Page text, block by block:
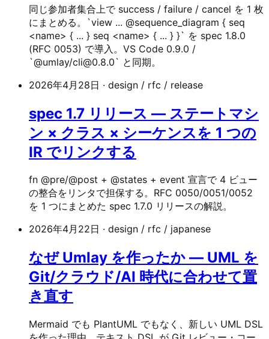
同じ参加者集合上で success / failure / cancel を 1 枚
にまとめる。`view ... @sequence_diagram { seq
<name> { ... } seq <name> { ... } }` を spec 1.8.0
(RFC 0053) で導入。VS Code 0.9.0 /
`@umlay/cli@0.8.0` と同期。
2026年4月28日 · design / rfc / release
spec 1.7 リリース — ステートマシ
ン × クラス × シーケンスを 1 つの
IR でリンクする
fn @pre/@post + @states + event 宣言で 4 ビュー
の整合をリンタで担保する。RFC 0050/0051/0052
を 1 つにまとめた spec 1.7.0 リリースの解説。
2026年4月22日 · design / rfc / japanese
なぜ Umlay を作ったか — UML を
Git/クラウド/AI 時代に合わせて置
き直す
Mermaid でも PlantUML でもなく、新しい UML DSL